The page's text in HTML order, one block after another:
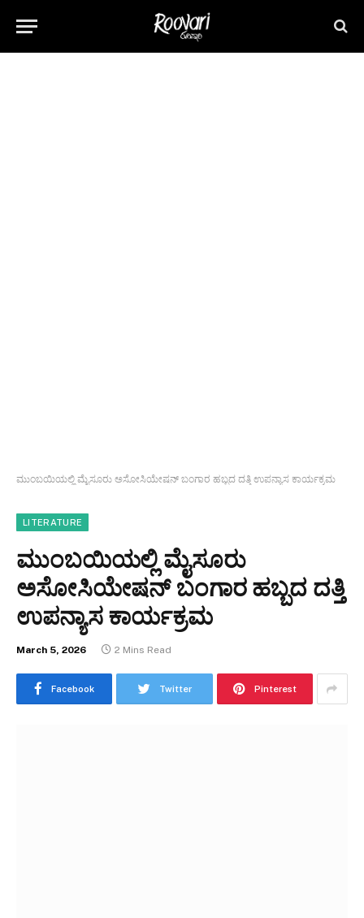
ಮುಂಬಯಿಯಲ್ಲಿ ಮೈಸೂರು ಅಸೋಸಿಯೇಷನ್ ಬಂಗಾರ ಹಬ್ಬದ ದತ್ತಿ ಉಪನ್ಯಾಸ ಕಾರ್ಯಕ್ರಮ
LITERATURE
ಮುಂಬಯಿಯಲ್ಲಿ ಮೈಸೂರು
ಅಸೋಸಿಯೇಷನ್ ಬಂಗಾರ ಹಬ್ಬದ ದತ್ತಿ
ಉಪನ್ಯಾಸ ಕಾರ್ಯಕ್ರಮ
March 5, 2026 2 Mins Read
Facebook Twitter Pinterest